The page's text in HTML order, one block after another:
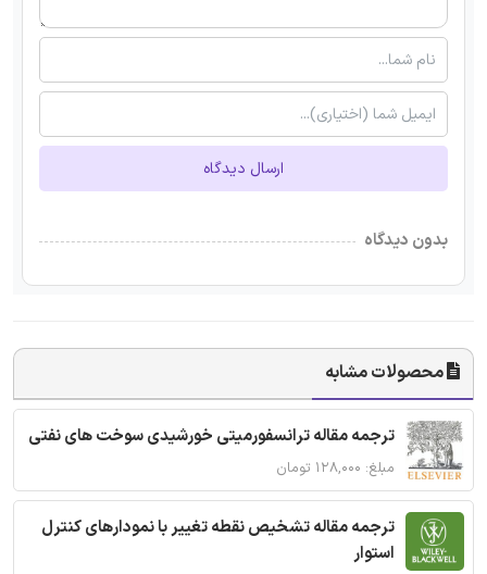
ارسال دیدگاه
بدون دیدگاه
محصولات مشابه
ترجمه مقاله ترانسفورمیتی خورشیدی سوخت های نفتی
مبلغ: ۱۲۸,۰۰۰ تومان
ترجمه مقاله تشخیص نقطه تغییر با نمودارهای کنترل
استوار